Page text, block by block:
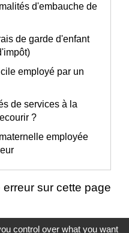
d'embauche de
de garde d'enfant
employé par un
de services à la
?
employée
sur cette page
control over what you want